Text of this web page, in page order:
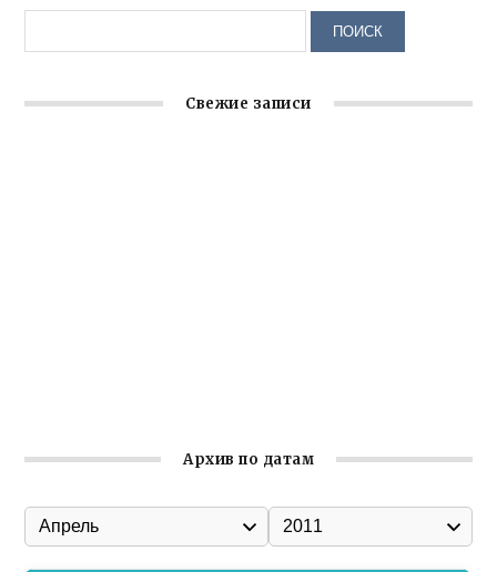
Свежие записи
Архив по датам